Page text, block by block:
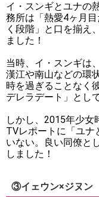
イ・スンギとユナの
務所は「熱愛4ヶ月
く段階」と口を揃え
ました！
当時、イ・スンギは
漢江や南山などの環
時を過ぎることなく
デレラデート」とし
しかし、2015年少女
TVレポートに「ユナ
いない。良い同僚と
しました！
③イェウン×ジヌン